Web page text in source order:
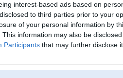
interest-based ads based on
to third parties prior to your
of your personal information by
This information may also be
Participants that may further disclose
Lietotājvārds:
Ziņojumi forumā:
2
[Pēdējie